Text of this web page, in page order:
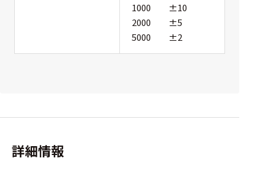
1000 ±10
2000 ±5
5000 ±2
詳細情報